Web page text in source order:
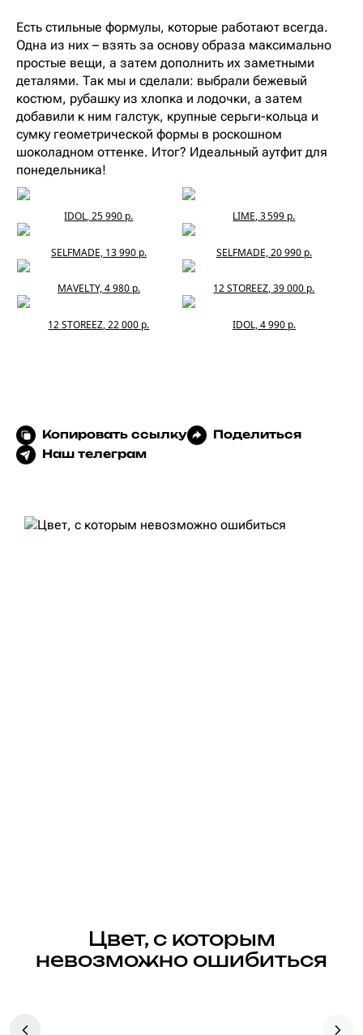
Есть стильные формулы, которые работают всегда.
Одна из них – взять за основу образа максимально
простые вещи, а затем дополнить их заметными
деталями. Так мы и сделали: выбрали бежевый
костюм, рубашку из хлопка и лодочки, а затем
добавили к ним галстук, крупные серьги-кольца и
сумку геометрической формы в роскошном
шоколадном оттенке. Итог? Идеальный аутфит для
понедельника!
IDOL, 25 990 р. LIME, 3 599 р.
SELFMADE, 13 990 р. SELFMADE, 20 990 р.
MAVELTY, 4 980 р. 12 STOREEZ, 39 000 р.
12 STOREEZ, 22 000 р. IDOL, 4 990 р.
Копировать ссылку
Поделиться
Наш телеграм
Цвет, с которым
невозможно ошибиться